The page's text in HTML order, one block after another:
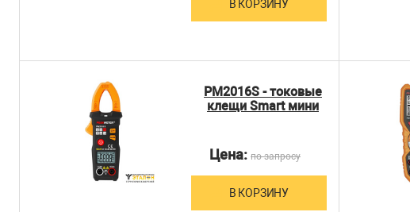
В КОРЗИНУ
PM2016S - токовые
клещи Smart мини
Цена: по запросу
В КОРЗИНУ